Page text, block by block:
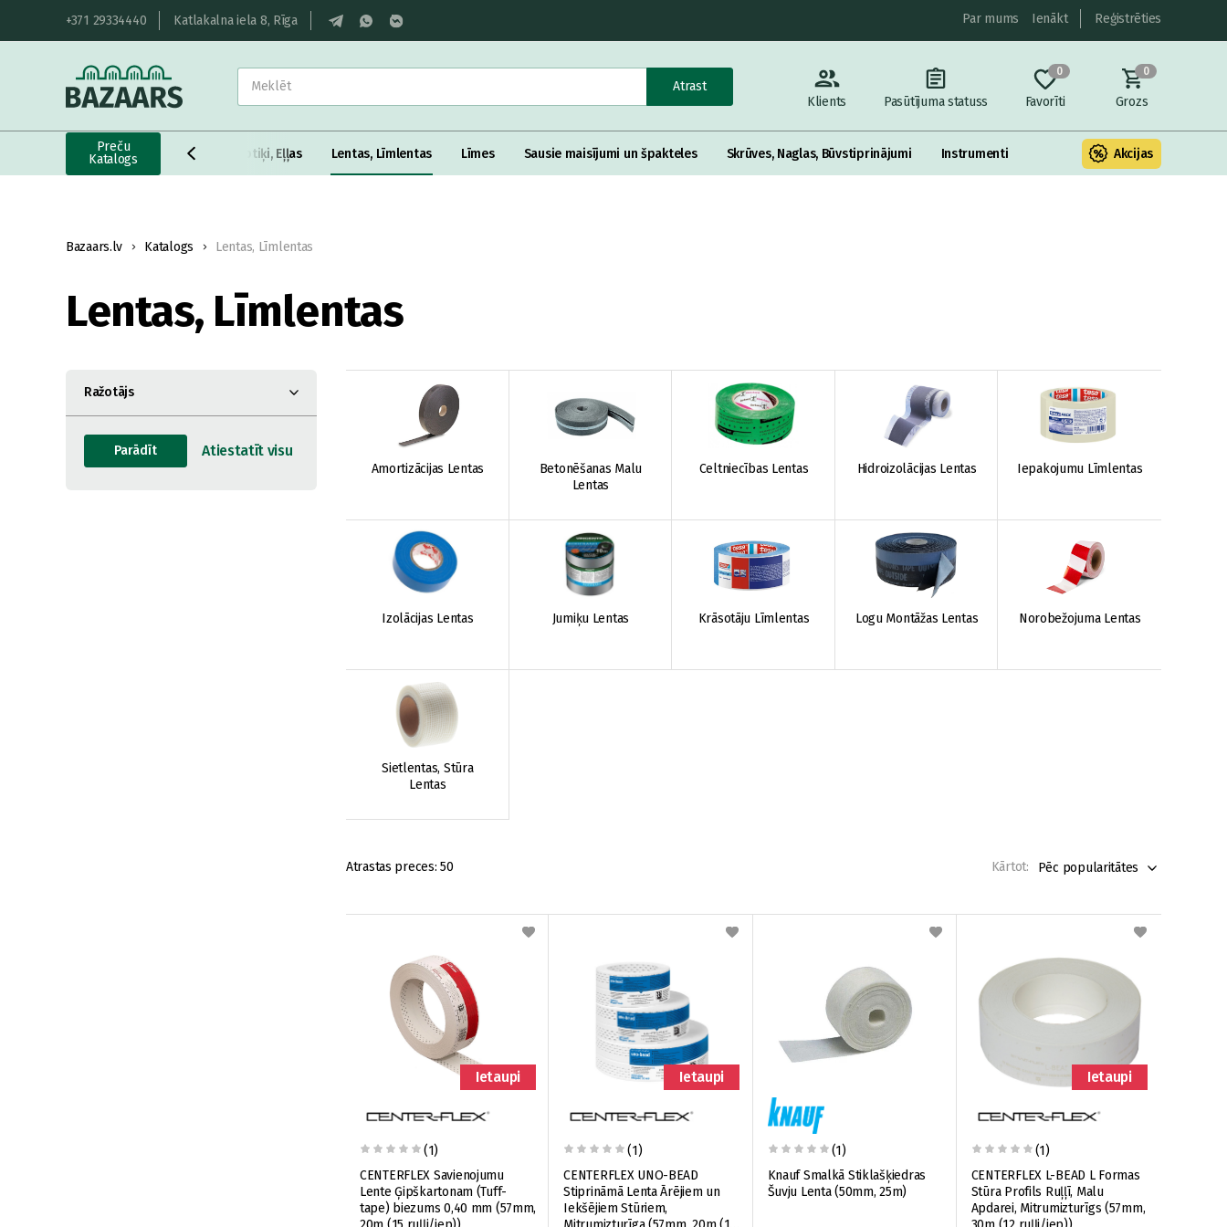
+371 29334440 Katlakalna iela 8, Rīga Par mums Ienākt Reģistrēties
Atrast
Klients
Pasūtījuma statuss
0
Favorīti
0
Grozs
Preču
Katalogs
Kokmateriāli Krāsas, Lakas, Antiseptiķi, Eļļas Lentas, Līmlentas Līmes Sausie maisījumi un špakteles Skrūves, Naglas, Būvstiprinājumi Instrumenti Akcijas
Bazaars.lv Katalogs Lentas, Līmlentas
Lentas, Līmlentas
Ražotājs
Amortizācijas Lentas
Betonēšanas Malu
Lentas
Celtniecības Lentas Hidroizolācijas Lentas Iepakojumu Līmlentas
Izolācijas Lentas Jumiķu Lentas Krāsotāju Līmlentas Logu Montāžas Lentas Norobežojuma Lentas
Sietlentas, Stūra
Lentas
Atrastas preces: 50 Kārtot: Pēc popularitātes
Ietaupi
(1)
CENTERFLEX Savienojumu
Lente Ģipškartonam (Tuff-
tape) biezums 0,40 mm (57mm,
Ietaupi
(1)
CENTERFLEX UNO-BEAD
Stiprināmā Lenta Ārējiem un
Iekšējiem Stūriem,
(1)
Knauf Smalkā Stiklašķiedras
Šuvju Lenta (50mm, 25m)
Ietaupi
(1)
CENTERFLEX L-BEAD L Formas
Stūra Profils Ruļļī, Malu
Apdarei, Mitrumizturīgs (57mm,